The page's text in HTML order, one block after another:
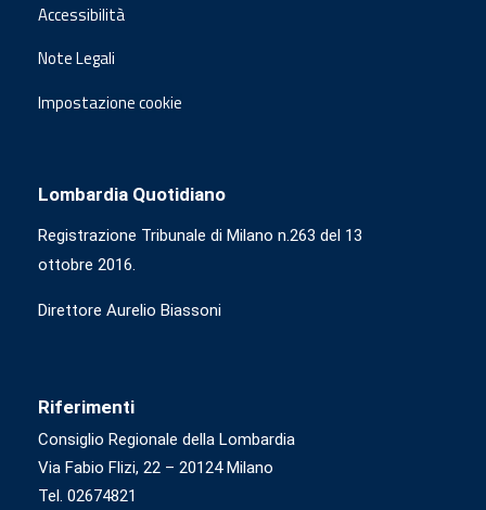
Accessibilità
Note Legali
Impostazione cookie
Lombardia Quotidiano
Registrazione Tribunale di Milano n.263 del 13
ottobre 2016.
Direttore Aurelio Biassoni
Riferimenti
Consiglio Regionale della Lombardia
Via Fabio Flizi, 22 – 20124 Milano
Tel. 02674821